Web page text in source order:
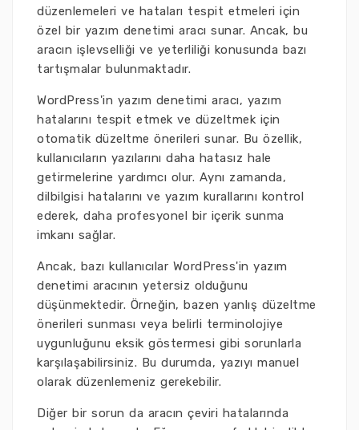
düzenlemeleri ve hataları tespit etmeleri için
özel bir yazım denetimi aracı sunar. Ancak, bu
aracın işlevselliği ve yeterliliği konusunda bazı
tartışmalar bulunmaktadır.
WordPress'in yazım denetimi aracı, yazım
hatalarını tespit etmek ve düzeltmek için
otomatik düzeltme önerileri sunar. Bu özellik,
kullanıcıların yazılarını daha hatasız hale
getirmelerine yardımcı olur. Aynı zamanda,
dilbilgisi hatalarını ve yazım kurallarını kontrol
ederek, daha profesyonel bir içerik sunma
imkanı sağlar.
Ancak, bazı kullanıcılar WordPress'in yazım
denetimi aracının yetersiz olduğunu
düşünmektedir. Örneğin, bazen yanlış düzeltme
önerileri sunması veya belirli terminolojiye
uygunluğunu eksik göstermesi gibi sorunlarla
karşılaşabilirsiniz. Bu durumda, yazıyı manuel
olarak düzenlemeniz gerekebilir.
Diğer bir sorun da aracın çeviri hatalarında